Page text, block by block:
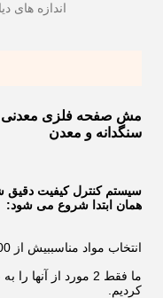
اندازه های
سنگدانه و معدن
همان ابتدا شروع می شود:
انتخاب مواد مناسببیش از 500 کارخانه فولاد در چین وجود دارد.
ما فقط 2 مورد از
کردیم.